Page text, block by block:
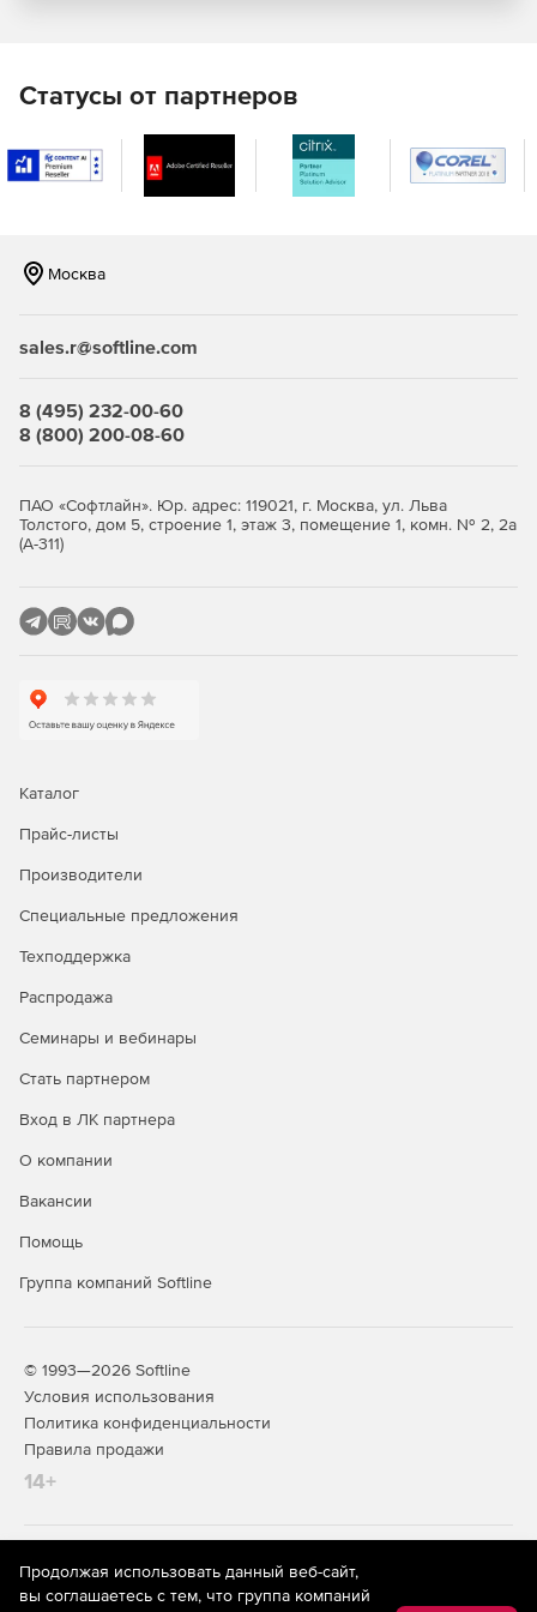
архитектурных объектов, менеджер стилей и
поддержку IFC.
Превосходный фотореалистичный рендеринг,
Десятки инструментов производительности, таких как
Подключение к базам данных с настраиваемой
отчетностью.
Программируется с помощью Ruby Scripting или
Более 40 стандартных стандартных форматов CAD и
Новый импорт файлов TurboApp с мобильных
Статусы от партнеров
Москва
sales.r@softline.com
8 (495) 232-00-60
8 (800) 200-08-60
ПАО «Софтлайн». Юр. адрес: 119021, г. Москва, ул. Льва
Толстого, дом 5, строение 1, этаж 3, помещение 1, комн. № 2, 2а
(А-311)
Каталог
Прайс-листы
Производители
Специальные предложения
Техподдержка
Распродажа
Семинары и вебинары
Стать партнером
Вход в ЛК партнера
О компании
Вакансии
Помощь
Группа компаний Softline
© 1993—2026 Softline
Условия использования
Политика конфиденциальности
Правила продажи
14+
На информационном ресурсе store.softline.ru применяются
рекомендательные технологии
(информационные технологии
предоставления информации на основе сбора,
Продолжая использовать данный веб-сайт,
вы соглашаетесь с тем, что группа компаний